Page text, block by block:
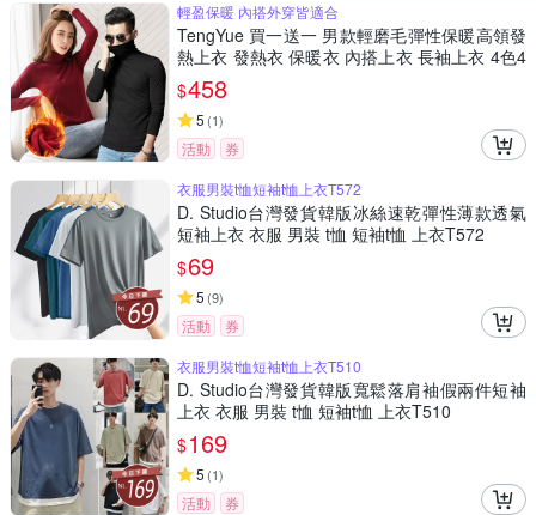
輕盈保暖 內搭外穿皆適合
TengYue 買一送一 男款輕磨毛彈性保暖高領發
熱上衣 發熱衣 保暖衣 內搭上衣 長袖上衣 4色4
尺寸
$458
5 (1)
活動
券
衣服男裝t恤短袖t恤上衣T572
D. Studio台灣發貨韓版冰絲速乾彈性薄款透氣
短袖上衣 衣服 男裝 t恤 短袖t恤 上衣T572
$69
5 (9)
活動
券
衣服男裝t恤短袖t恤上衣T510
D. Studio台灣發貨韓版寬鬆落肩袖假兩件短袖
上衣 衣服 男裝 t恤 短袖t恤 上衣T510
$169
5 (1)
活動 券